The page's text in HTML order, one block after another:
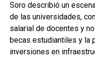
Soro describió un
de las universidades,
salarial de docentes y
becas estudiantiles y la
inversiones en